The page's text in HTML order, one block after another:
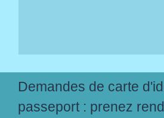
Demandes de carte
passeport : prenez